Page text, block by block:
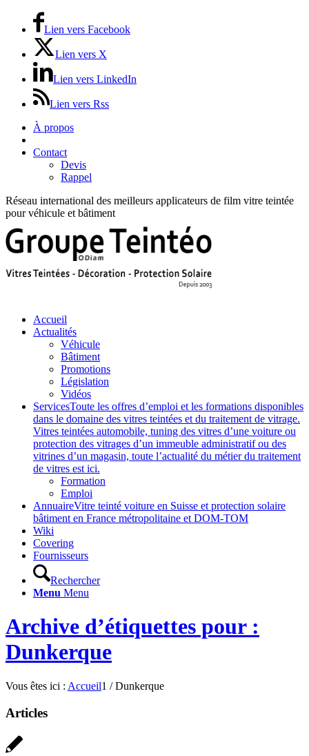
Lien vers Facebook
Lien vers X
Lien vers LinkedIn
Lien vers Rss
À propos
Contact
Devis
Rappel
Réseau international des meilleurs applicateurs de film vitre teintée
pour véhicule et bâtiment
Accueil
Actualités
Véhicule
Bâtiment
Promotions
Législation
Vidéos
ServicesToute les offres d’emploi et les formations disponibles
dans le domaine des vitres teintées et du traitement de vitrage.
Vitres teintées automobile, tuning des vitres d’une voiture ou
protection des vitrages d’un immeuble administratif ou des
vitrines d’un magasin, toute l’actualité du métier du traitement
de vitres est ici.
Formation
Emploi
AnnuaireVitre teinté voiture en Suisse et protection solaire
bâtiment en France métropolitaine et DOM-TOM
Wiki
Covering
Fournisseurs
Rechercher
Menu Menu
Archive d’étiquettes pour :
Dunkerque
Vous êtes ici : Accueil1 / Dunkerque
Articles